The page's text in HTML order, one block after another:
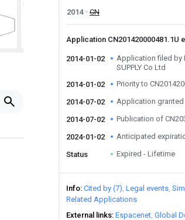
2014
CN
Application CN201420000481.1U
2014-01-02
Application filed by
SUPPLY Co Ltd
2014-01-02
Priority to
2014-07-02 Application granted
2014-07-02 Publication of
2024-01-02 Anticipated
Status Expired - Lifetime
Info Cited by (7) Legal events
Related Applications
External links Espacenet Global